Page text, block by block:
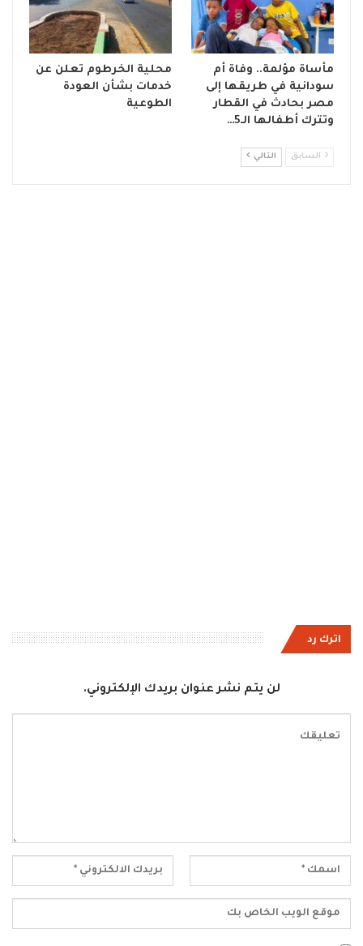
مأساة مؤلمة.. وفاة أم
سودانية في طريقها إلى
مصر بحادث في القطار
وتترك أطفالها الـ5…
محلية الخرطوم تعلن عن
خدمات بشأن العودة
الطوعية
السابق التالي
اترك رد
لن يتم نشر عنوان بريدك الإلكتروني.